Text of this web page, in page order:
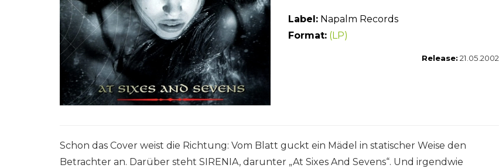
Label: Napalm Records
Format: (LP)
Release: 21.05.2002
Schon das Cover weist die Richtung: Vom Blatt guckt ein Mädel in statischer Weise den
Betrachter an. Darüber steht SIRENIA, darunter „At Sixes And Sevens“. Und irgendwie